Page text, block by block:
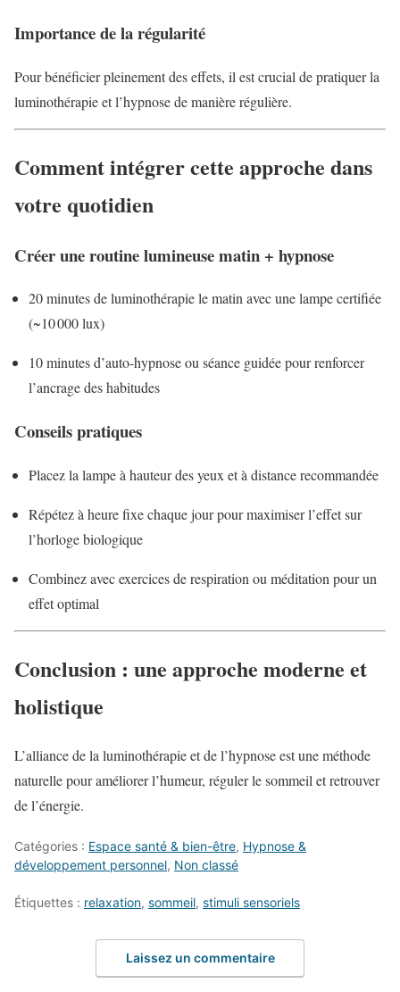
Importance de la régularité
Pour bénéficier pleinement des effets, il est crucial de pratiquer la
luminothérapie et l’hypnose de manière régulière.
Comment intégrer cette approche dans
votre quotidien
Créer une routine lumineuse matin + hypnose
20 minutes de luminothérapie le matin avec une lampe certifiée
(~10 000 lux)
10 minutes d’auto-hypnose ou séance guidée pour renforcer
l’ancrage des habitudes
Conseils pratiques
Placez la lampe à hauteur des yeux et à distance recommandée
Répétez à heure fixe chaque jour pour maximiser l’effet sur
l’horloge biologique
Combinez avec exercices de respiration ou méditation pour un
effet optimal
Conclusion : une approche moderne et
holistique
L’alliance de la luminothérapie et de l’hypnose est une méthode
naturelle pour améliorer l’humeur, réguler le sommeil et retrouver
de l’énergie.
Catégories : Espace santé & bien-être, Hypnose &
développement personnel, Non classé
Étiquettes : relaxation, sommeil, stimuli sensoriels
Laissez un commentaire